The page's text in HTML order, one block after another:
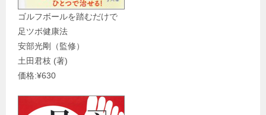
ゴルフボールを踏むだけで
足ツボ健康法
安部光剛（監修）
土田君枝 (著)
価格:¥630